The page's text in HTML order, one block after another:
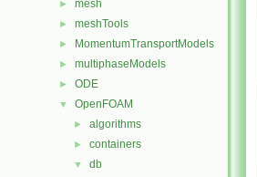
► mesh
► meshTools
► MomentumTransportModels
► multiphaseModels
► ODE
▼ OpenFOAM
► algorithms
► containers
▼ db